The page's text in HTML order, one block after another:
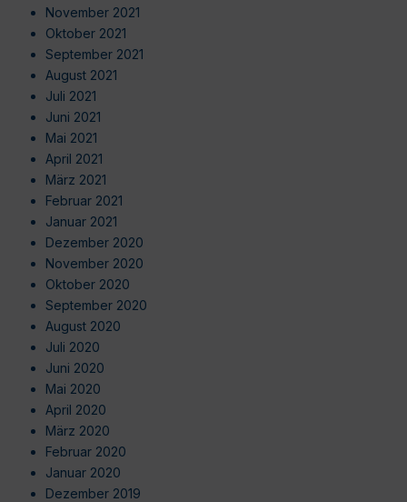
November 2021
Oktober 2021
September 2021
August 2021
Juli 2021
Juni 2021
Mai 2021
April 2021
März 2021
Februar 2021
Januar 2021
Dezember 2020
November 2020
Oktober 2020
September 2020
August 2020
Juli 2020
Juni 2020
Mai 2020
April 2020
März 2020
Februar 2020
Januar 2020
Dezember 2019